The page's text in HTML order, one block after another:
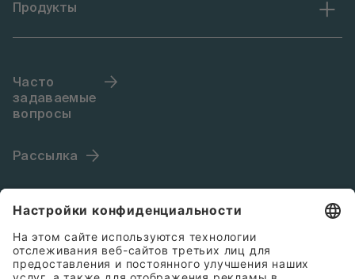
Продукты
Часто
задаваемые
вопросы
Рассылка